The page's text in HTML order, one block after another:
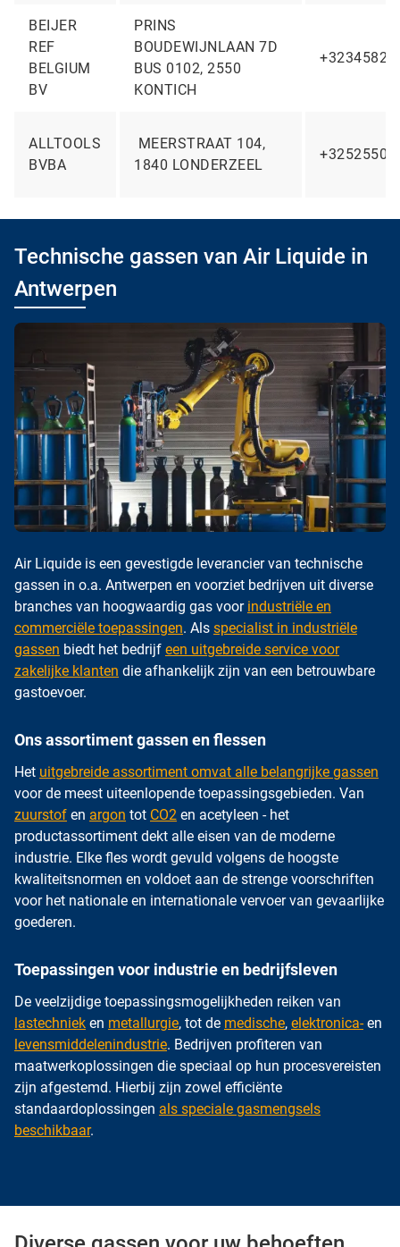
BEIJER
REF
BELGIUM
BV
PRINS
BOUDEWIJNLAAN 7D
BUS 0102, 2550
KONTICH
ALLTOOLS
BVBA
MEERSTRAAT 104,
1840 LONDERZEEL
Technische gassen van Air Liquide in
Antwerpen
Air Liquide is een gevestigde leverancier van technische
gassen in o.a. Antwerpen en voorziet bedrijven uit diverse
branches van hoogwaardig gas voor industriële en
commerciële toepassingen. Als specialist in industriële
gassen biedt het bedrijf een uitgebreide service voor
zakelijke klanten die afhankelijk zijn van een betrouwbare
gastoevoer.
Ons assortiment gassen en flessen
Het uitgebreide assortiment omvat alle belangrijke gassen
voor de meest uiteenlopende toepassingsgebieden. Van
zuurstof en argon tot CO2 en acetyleen - het
productassortiment dekt alle eisen van de moderne
industrie. Elke fles wordt gevuld volgens de hoogste
kwaliteitsnormen en voldoet aan de strenge voorschriften
voor het nationale en internationale vervoer van gevaarlijke
goederen.
Toepassingen voor industrie en bedrijfsleven
De veelzijdige toepassingsmogelijkheden reiken van
lastechniek en metallurgie, tot de medische, elektronica-en
levensmiddelenindustrie. Bedrijven profiteren van
maatwerkoplossingen die speciaal op hun procesvereisten
zijn afgestemd. Hierbij zijn zowel efficiënte
standaardoplossingen als speciale gasmengsels
beschikbaar.